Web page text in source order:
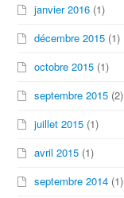
janvier 2016 (1)
décembre 2015 (1)
octobre 2015 (1)
septembre 2015 (2)
juillet 2015 (1)
avril 2015 (1)
septembre 2014 (1)